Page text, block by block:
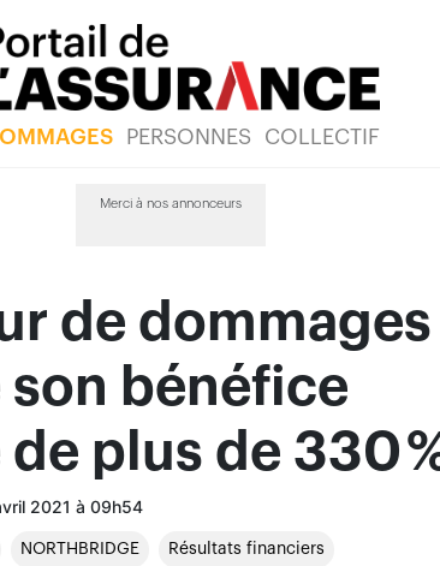
PERSONNES COLLECTIF
Merci à nos annonceurs
de dommages
bénéfice
plus de 330
2021 à 09h54
NORTHBRIDGE Résultats financiers